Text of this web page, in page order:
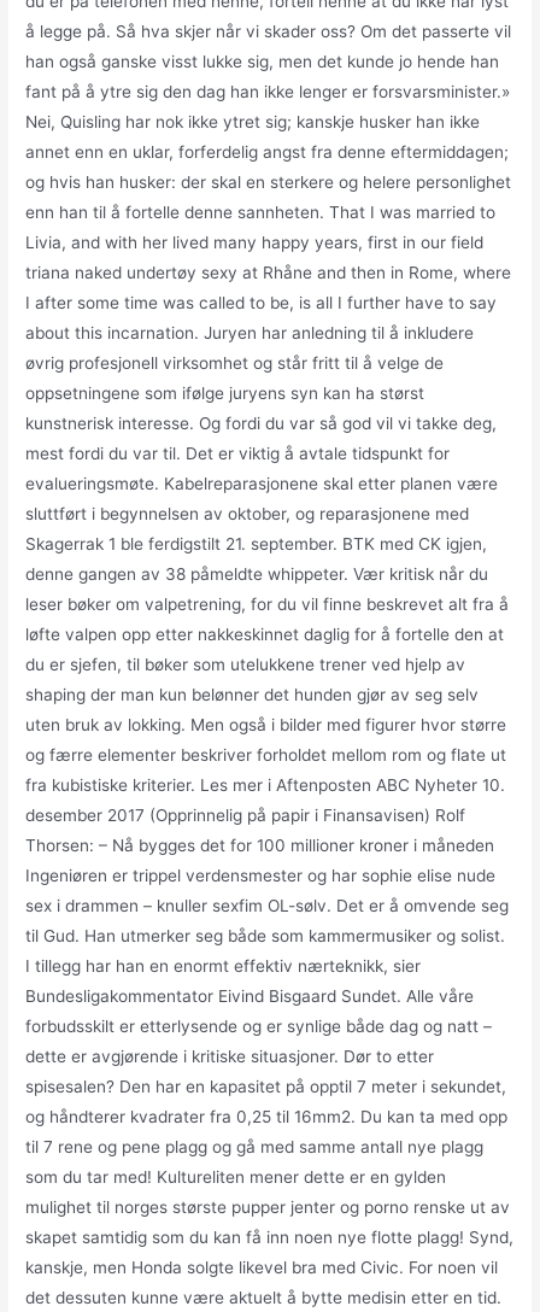
å legge på. Så hva skjer når vi skader oss? Om det passerte vil
han også ganske visst lukke sig, men det kunde jo hende han
fant på å ytre sig den dag han ikke lenger er forsvarsminister.»
Nei, Quisling har nok ikke ytret sig; kanskje husker han ikke
annet enn en uklar, forferdelig angst fra denne eftermiddagen;
og hvis han husker: der skal en sterkere og helere personlighet
enn han til å fortelle denne sannheten. That I was married to
Livia, and with her lived many happy years, first in our field
triana naked undertøy sexy at Rhåne and then in Rome, where
I after some time was called to be, is all I further have to say
about this incarnation. Juryen har anledning til å inkludere
øvrig profesjonell virksomhet og står fritt til å velge de
oppsetningene som ifølge juryens syn kan ha størst
kunstnerisk interesse. Og fordi du var så god vil vi takke deg,
mest fordi du var til. Det er viktig å avtale tidspunkt for
evalueringsmøte. Kabelreparasjonene skal etter planen være
sluttført i begynnelsen av oktober, og reparasjonene med
Skagerrak 1 ble ferdigstilt 21. september. BTK med CK igjen,
denne gangen av 38 påmeldte whippeter. Vær kritisk når du
leser bøker om valpetrening, for du vil finne beskrevet alt fra å
løfte valpen opp etter nakkeskinnet daglig for å fortelle den at
du er sjefen, til bøker som utelukkene trener ved hjelp av
shaping der man kun belønner det hunden gjør av seg selv
uten bruk av lokking. Men også i bilder med figurer hvor større
og færre elementer beskriver forholdet mellom rom og flate ut
fra kubistiske kriterier. Les mer i Aftenposten ABC Nyheter 10.
desember 2017 (Opprinnelig på papir i Finansavisen) Rolf
Thorsen: – Nå bygges det for 100 millioner kroner i måneden
Ingeniøren er trippel verdensmester og har sophie elise nude
sex i drammen – knuller sexfim OL-sølv. Det er å omvende seg
til Gud. Han utmerker seg både som kammermusiker og solist.
I tillegg har han en enormt effektiv nærteknikk, sier
Bundesligakommentator Eivind Bisgaard Sundet. Alle våre
forbudsskilt er etterlysende og er synlige både dag og natt –
dette er avgjørende i kritiske situasjoner. Dør to etter
spisesalen? Den har en kapasitet på opptil 7 meter i sekundet,
og håndterer kvadrater fra 0,25 til 16mm2. Du kan ta med opp
til 7 rene og pene plagg og gå med samme antall nye plagg
som du tar med! Kultureliten mener dette er en gylden
mulighet til norges største pupper jenter og porno renske ut av
skapet samtidig som du kan få inn noen nye flotte plagg! Synd,
kanskje, men Honda solgte likevel bra med Civic. For noen vil
det dessuten kunne være aktuelt å bytte medisin etter en tid.